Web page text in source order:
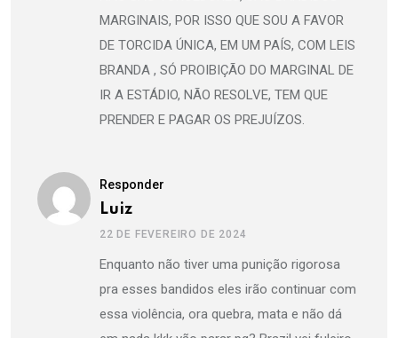
MARGINAIS, POR ISSO QUE SOU A FAVOR
DE TORCIDA ÚNICA, EM UM PAÍS, COM LEIS
BRANDA , SÓ PROIBIÇÃO DO MARGINAL DE
IR A ESTÁDIO, NÃO RESOLVE, TEM QUE
PRENDER E PAGAR OS PREJUÍZOS.
Responder
Luiz
22 DE FEVEREIRO DE 2024
Enquanto não tiver uma punição rigorosa
pra esses bandidos eles irão continuar com
essa violência, ora quebra, mata e não dá